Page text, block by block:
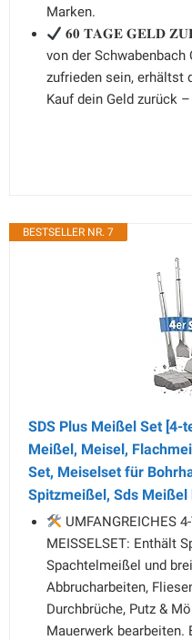
Marken.
𝟔𝟎 𝐓𝐀𝐆𝐄 𝐆𝐄𝐋𝐃
von der
zufrieden sein, erhältst
Kauf dein Geld zurück
BESTSELLER NR. 7
SDS Plus Meißel Set
Meißel, Meisel,
Set, Meiselset für
Spitzmeißel, Sds
UMFANGREICHES
MEISSELSET: Enthält
Spachtelmeißel und
Abbrucharbeiten,
Durchbrüche, Putz &
Mauerwerk bearbeiten.